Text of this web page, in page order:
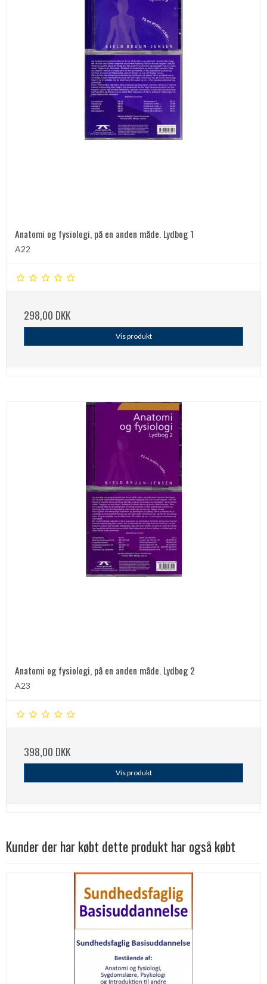
Anatomi og fysiologi, på en anden måde. Lydbog 1
A22
298,00 DKK
Vis produkt
Anatomi og fysiologi, på en anden måde. Lydbog 2
A23
398,00 DKK
Vis produkt
Kunder der har købt dette produkt har også købt